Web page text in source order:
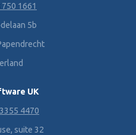
1661
5b
UK
4470
suite 32